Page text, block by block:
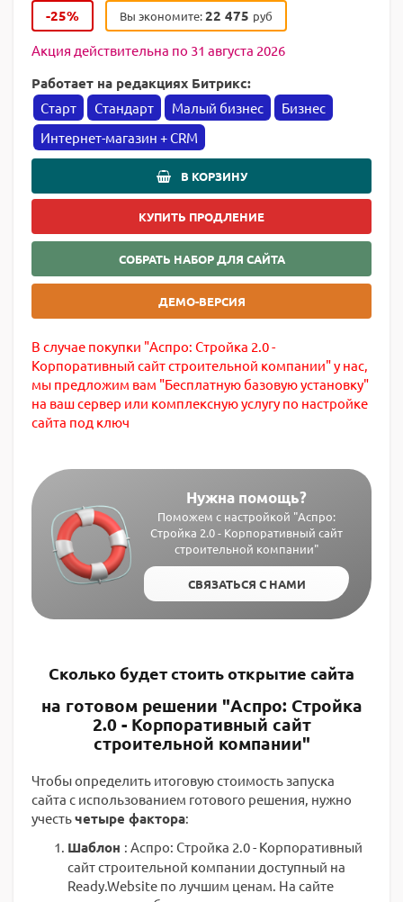
-25% Вы экономите:22 475 руб
Акция действительна по 31 августа 2026
Работает на редакциях Битрикс:
Старт Стандарт Малый бизнес
Бизнес
Интернет-магазин + CRM
В КОРЗИНУ
КУПИТЬ ПРОДЛЕНИЕ
СОБРАТЬ НАБОР ДЛЯ САЙТА
ДЕМО-ВЕРСИЯ
В случае покупки "Аспро: Стройка 2.0 -
Корпоративный сайт строительной компании" у нас,
мы предложим вам "Бесплатную базовую установку"
на ваш сервер или комплексную услугу по настройке
сайта под ключ
Нужна помощь?
Поможем с настройкой "Аспро:
Стройка 2.0 - Корпоративный сайт
строительной компании"
СВЯЗАТЬСЯ С НАМИ
Сколько будет стоить открытие сайта
на готовом решении "Аспро: Стройка
2.0 - Корпоративный сайт
строительной компании"
Чтобы определить итоговую стоимость запуска
сайта с использованием готового решения, нужно
учестьчетыре фактора:
Шаблон : Аспро: Стройка 2.0 - Корпоративный
сайт строительной компании доступный на
Ready.Website по лучшим ценам. На сайте